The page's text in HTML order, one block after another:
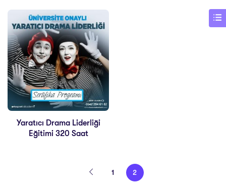
Yaratıcı Drama Liderliği
Eğitimi 320 Saat
1 2